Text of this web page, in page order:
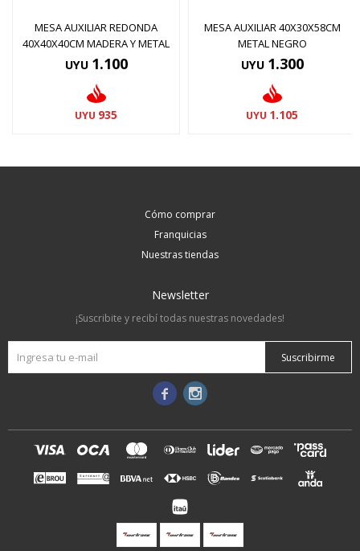
MESA AUXILIAR REDONDA
40X40X40CM MADERA Y METAL
UYU 1.100
UYU 935
MESA AUXILIAR 40X30X58CM
METAL NEGRO
UYU 1.300
UYU 1.105
Cómo comprar
Franquicias
Nuestras tiendas
Newsletter
¡Suscribite y recibí todas nuestras novedades!
Suscribirme
 